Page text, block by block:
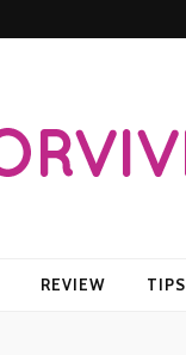
REVIEW TIPS